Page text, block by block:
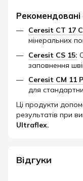
Рекомендовані
Ceresit CT 17
мінеральних
Ceresit CS 15:
заповнення
Ceresit CM 11
для
Ці продукти
результатів при
Ultraflex.
Відгуки